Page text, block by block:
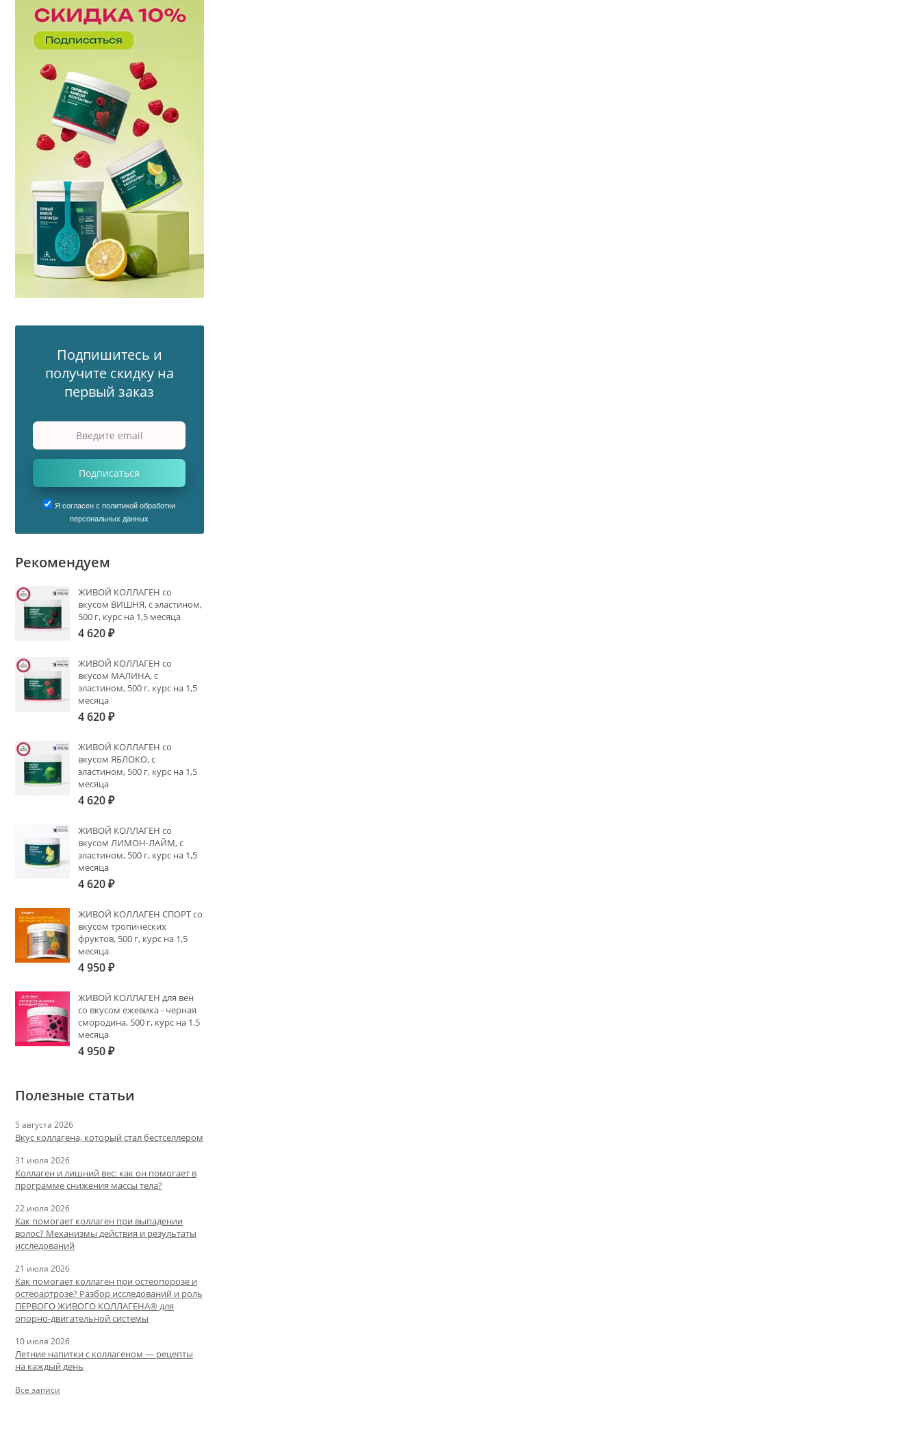
Подпишитесь и
получите скидку на
первый заказ
Подписаться
Я согласен с политикой обработки
персональных данных
Рекомендуем
ЖИВОЙ КОЛЛАГЕН со
вкусом ВИШНЯ, с эластином,
500 г, курс на 1,5 месяца
4 620₽
ЖИВОЙ КОЛЛАГЕН со
вкусом МАЛИНА, с
эластином, 500 г, курс на 1,5
месяца
4 620₽
ЖИВОЙ КОЛЛАГЕН со
вкусом ЯБЛОКО, с
эластином, 500 г, курс на 1,5
месяца
4 620₽
ЖИВОЙ КОЛЛАГЕН со
вкусом ЛИМОН-ЛАЙМ, с
эластином, 500 г, курс на 1,5
месяца
4 620₽
ЖИВОЙ КОЛЛАГЕН СПОРТ со
вкусом тропических
фруктов, 500 г, курс на 1,5
месяца
4 950₽
ЖИВОЙ КОЛЛАГЕН для вен
со вкусом ежевика - черная
смородина, 500 г, курс на 1,5
месяца
4 950₽
Полезные статьи
5 августа 2026
Вкус коллагена, который стал бестселлером
31 июля 2026
Коллаген и лишний вес: как он помогает в
программе снижения массы тела?
22 июля 2026
Как помогает коллаген при выпадении
волос? Механизмы действия и результаты
исследований
21 июля 2026
Как помогает коллаген при остеопорозе и
остеоартрозе? Разбор исследований и роль
ПЕРВОГО ЖИВОГО КОЛЛАГЕНА® для
опорно-двигательной системы
10 июля 2026
Летние напитки с коллагеном — рецепты
на каждый день
Все записи